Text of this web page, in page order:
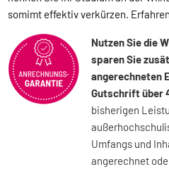
somimt effektiv verkürzen.
Nutzen Sie die
sparen Sie
angerechneten
Gutschrift über
bisherigen
Umfangs und
angerechnet